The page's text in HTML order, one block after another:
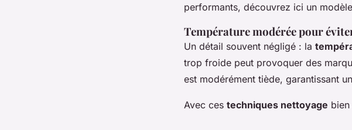
performants, découvrez ici un
Température modérée pour
Un détail souvent négligé : la
trop froide peut provoquer des
est modérément tiède, garantissant
Avec ces techniques nettoyage